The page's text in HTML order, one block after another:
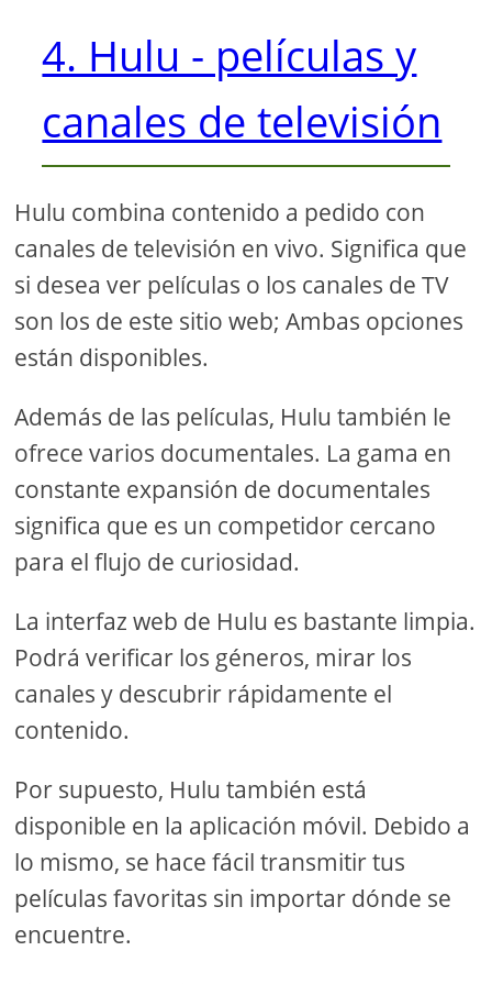
4. Hulu - películas y
canales de televisión
Hulu combina contenido a pedido con
canales de televisión en vivo. Significa que
si desea ver películas o los canales de TV
son los de este sitio web; Ambas opciones
están disponibles.
Además de las películas, Hulu también le
ofrece varios documentales. La gama en
constante expansión de documentales
significa que es un competidor cercano
para el flujo de curiosidad.
La interfaz web de Hulu es bastante limpia.
Podrá verificar los géneros, mirar los
canales y descubrir rápidamente el
contenido.
Por supuesto, Hulu también está
disponible en la aplicación móvil. Debido a
lo mismo, se hace fácil transmitir tus
películas favoritas sin importar dónde se
encuentre.